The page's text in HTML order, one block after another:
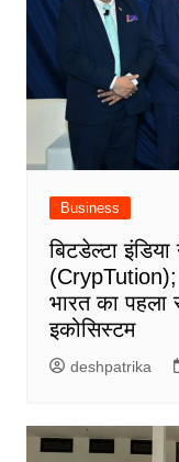
Business
बिटडेल्टा
भारत का पहला
इकोसिस्टम
deshpatrika